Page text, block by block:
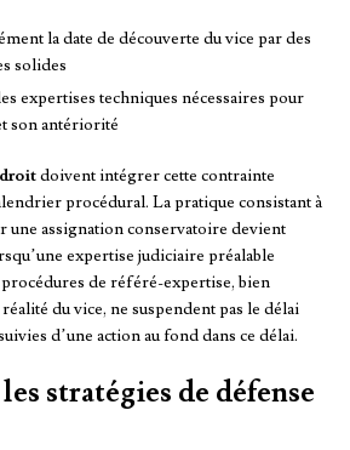
la date de découverte du vice par des
solides
expertises techniques nécessaires pour
son antériorité
doivent intégrer cette contrainte
procédural. La pratique consistant à
assignation conservatoire devient
expertise judiciaire préalable
de référé-expertise, bien
du vice, ne suspendent pas le délai
d’une action au fond dans ce délai.
stratégies de défense